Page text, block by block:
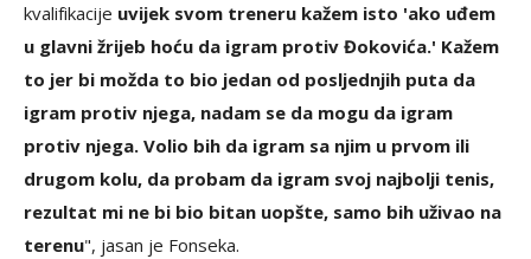
kvalifikacije uvijek svom treneru kažem isto 'ako uđem
u glavni žrijeb hoću da igram protiv Đokovića.' Kažem
to jer bi možda to bio jedan od posljednjih puta da
igram protiv njega, nadam se da mogu da igram
protiv njega. Volio bih da igram sa njim u prvom ili
drugom kolu, da probam da igram svoj najbolji tenis,
rezultat mi ne bi bio bitan uopšte, samo bih uživao na
terenu", jasan je Fonseka.